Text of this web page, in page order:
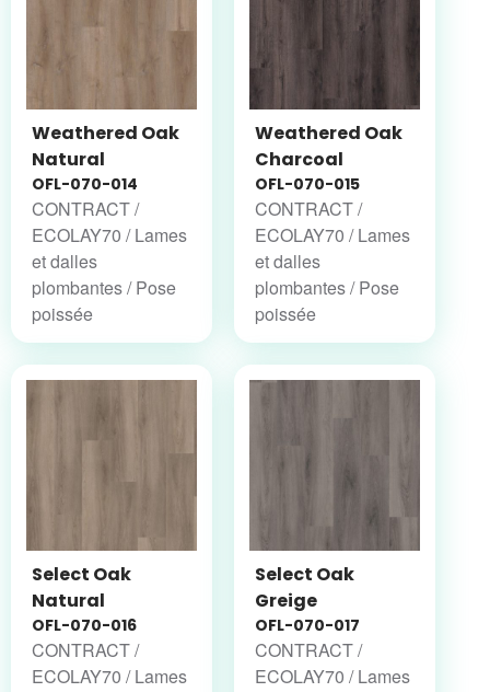
Weathered Oak
Natural
OFL-070-014
CONTRACT /
ECOLAY70 / Lames
et dalles
plombantes / Pose
poissée
Weathered Oak
Charcoal
OFL-070-015
CONTRACT /
ECOLAY70 / Lames
et dalles
plombantes / Pose
poissée
Select Oak
Natural
OFL-070-016
CONTRACT /
ECOLAY70 / Lames
Select Oak
Greige
OFL-070-017
CONTRACT /
ECOLAY70 / Lames